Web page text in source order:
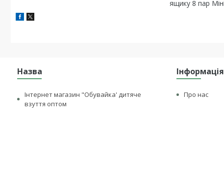
ящику 8 пар
Назва
Інтернет магазин "Обувайка' дитяче
взуття оптом
Інформація
Про нас